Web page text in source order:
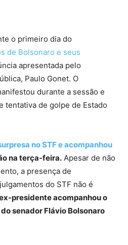
o primeiro dia do
de Bolsonaro e seus
apresentada pelo
Paulo Gonet. O
durante a sessão e
tentativa de golpe de Estado
no STF e acompanhou
na terça-feira. Apesar de não
a presença de
do STF não é
presidente acompanhou o
senador Flávio Bolsonaro